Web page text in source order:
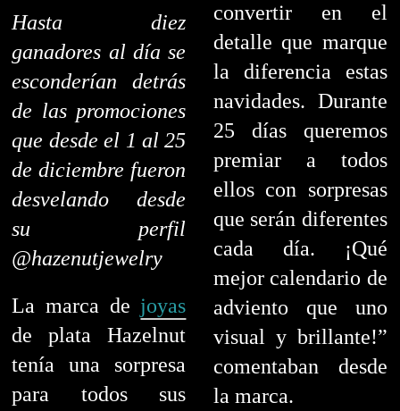
Hasta diez
ganadores al día se
esconderían detrás
de las promociones
que desde el 1 al 25
de diciembre fueron
desvelando desde
su perfil
@hazenutjewelry
La marca de joyas
de plata Hazelnut
tenía una sorpresa
para todos sus
convertir en el
detalle que marque
la diferencia estas
navidades. Durante
25 días queremos
premiar a todos
ellos con sorpresas
que serán diferentes
cada día. ¡Qué
mejor calendario de
adviento que uno
visual y brillante!”
comentaban desde
la marca.